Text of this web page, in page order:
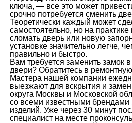
ключа, — все это может
срочно потребуется сменить
Теоретически каждый может
самостоятельно, но на практике
сломать дверь или новую
установке значительно легче,
правильно и быстро.
Вам требуется заменить замок
двери? Обратитесь в
Мастера нашей компании
выезжают для вскрытия и
округа Москвы и Московской
со всеми известными брендами
изделий. Уже через 30 минут
специалист на месте